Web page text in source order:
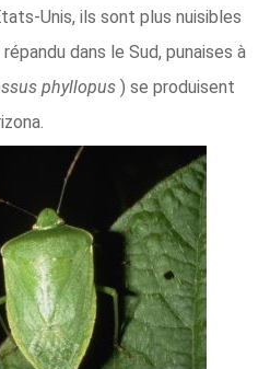
Unis, ils sont plus nuisibles
dans le Sud, punaises à
phyllopus ) se produisent